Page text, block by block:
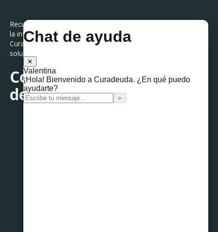
Recuerda que estar endeudado no te quita tus derechos. Con
la información adecuada y el apoyo de instituciones como
Curadeuda y la CONDUSEF, es posible defenderte y encontrar
soluciones que te ayuden a salir adelante.
Con información clara, las
deudas pesan menos.